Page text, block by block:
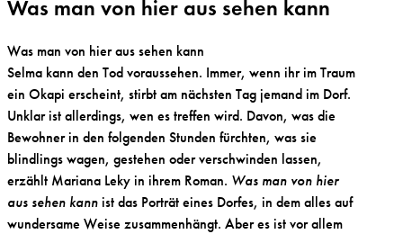
Was man von hier aus sehen kann
Was man von hier aus sehen kann
Selma kann den Tod voraussehen. Immer, wenn ihr im Traum
ein Okapi erscheint, stirbt am nächsten Tag jemand im Dorf.
Unklar ist allerdings, wen es treffen wird. Davon, was die
Bewohner in den folgenden Stunden fürchten, was sie
blindlings wagen, gestehen oder verschwinden lassen,
erzählt Mariana Leky in ihrem Roman. Was man von hier
aus sehen kann ist das Porträt eines Dorfes, in dem alles auf
wundersame Weise zusammenhängt. Aber es ist vor allem